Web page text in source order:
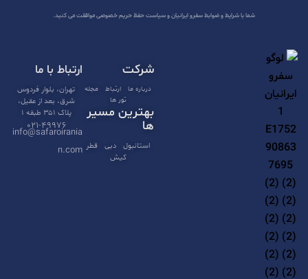
e
n
t
i
e
:
شما با شرایط و ضوابط سفرو ایرانیان و سیاست حفظ حریم خصوصی موافقت می کنید.
شرکت
درباره ما ارتباط
مجله
تور ها
بهترین مسیر
ها
استانبول دبی
قطر
کیش
ارتباط با ما
تهران، بلوار فردوس
شرق، بعد از عقیل،
پلاک ۳۵۱ طبقه ۱
۰۲۱-۴۹۹۷۶
info@safaroirania
n.com